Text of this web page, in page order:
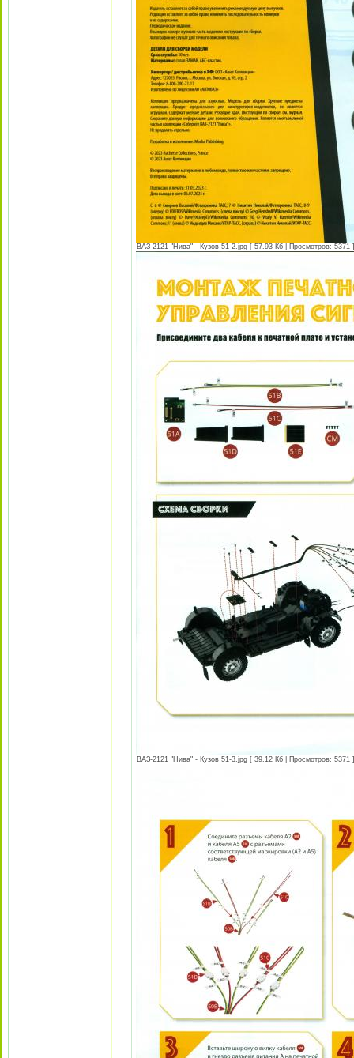
ВАЗ-2121 "Нива" - Кузов 51-2.jpg [ 57.93 Кб | Просмотров: 5371 ]
ВАЗ-2121 "Нива" - Кузов 51-3.jpg [ 39.12 Кб | Просмотров: 5371 ]